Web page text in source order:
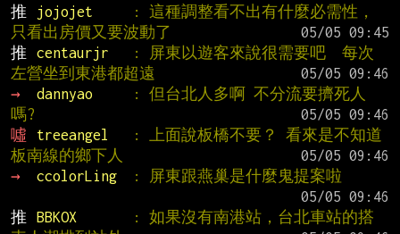
推
jojojet
: 這種調整看不出有什麼必需性，
只看出房價又要波動了
推
centaurjr
: 屏東以遊客來說很需要吧  每次
左營坐到東港都超遠
→
dannyao
: 但台北人多啊 不分流要擠死人
嗎?
噓
treeangel
: 上面說板橋不要？ 看來是不知道
板南線的鄉下人
→
ccolorLing
: 屏東跟燕巢是什麼鬼提案啦
推
BBKOX
: 如果沒有南港站，台北車站的搭